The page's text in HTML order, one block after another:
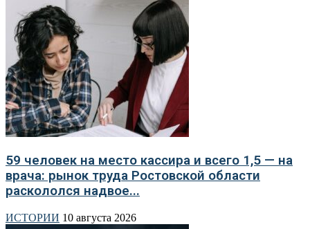
59 человек на место кассира и всего 1,5 — на
врача: рынок труда Ростовской области
раскололся надвое...
ИСТОРИИ 10 августа 2026